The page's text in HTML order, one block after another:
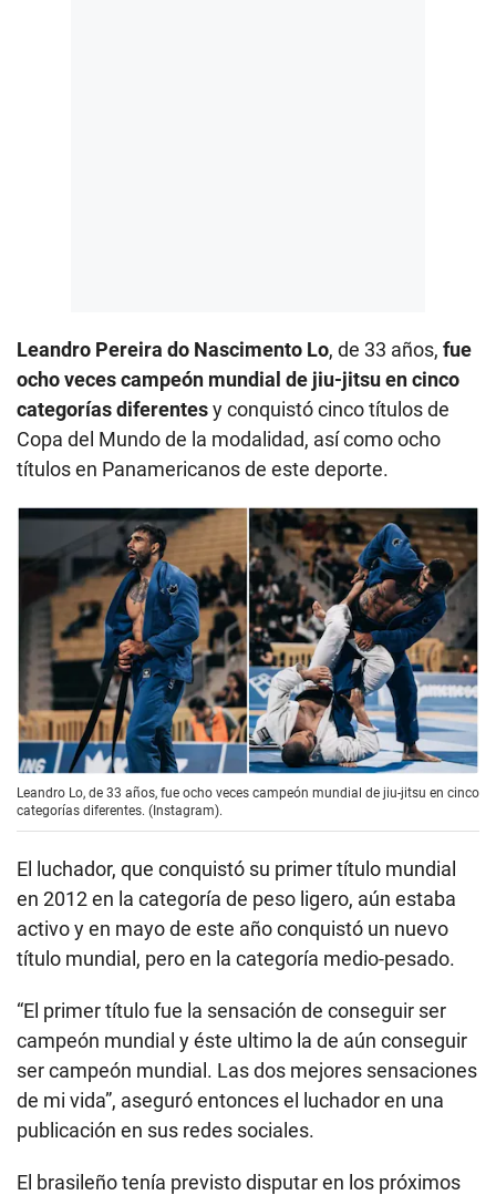
Leandro Pereira do Nascimento Lo, de 33 años, fue
ocho veces campeón mundial de jiu-jitsu en cinco
categorías diferentesy conquistó cinco títulos de
Copa del Mundo de la modalidad, así como ocho
títulos en Panamericanos de este deporte.
Leandro Lo, de 33 años, fue ocho veces campeón mundial de jiu-jitsu en cinco
categorías diferentes. (Instagram).
El luchador, que conquistó su primer título mundial
en 2012 en la categoría de peso ligero, aún estaba
activo y en mayo de este año conquistó un nuevo
título mundial, pero en la categoría medio-pesado.
“El primer título fue la sensación de conseguir ser
campeón mundial y éste ultimo la de aún conseguir
ser campeón mundial. Las dos mejores sensaciones
de mi vida”, aseguró entonces el luchador en una
publicación en sus redes sociales.
El brasileño tenía previsto disputar en los próximos